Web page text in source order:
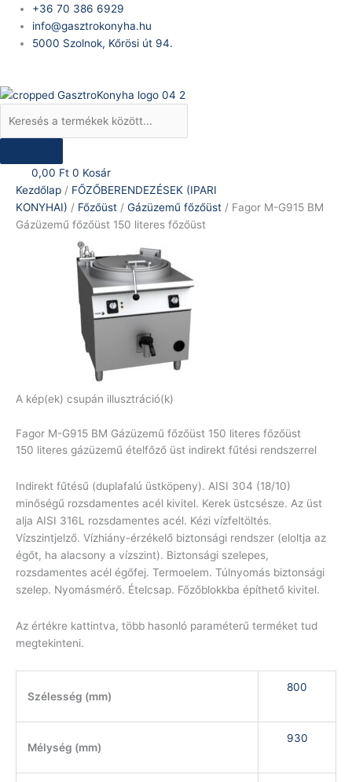
content
+36 70 386 6929
info@gasztrokonyha.hu
5000 Szolnok, Kőrösi út 94.
Products
search
0,00 Ft 0 Kosár
Kezdőlap / FŐZŐBERENDEZÉSEK (IPARI
KONYHAI) / Főzőüst / Gázüzemű főzőüst / Fagor M-G915 BM
Gázüzemű főzőüst 150 literes főzőüst
A kép(ek) csupán illusztráció(k)
Fagor M-G915 BM Gázüzemű főzőüst 150 literes főzőüst
150 literes gázüzemű ételfőző üst indirekt fűtési rendszerrel
Indirekt fűtésű (duplafalú üstköpeny). AISI 304 (18/10)
minőségű rozsdamentes acél kivitel. Kerek üstcsésze. Az üst
alja AISI 316L rozsdamentes acél. Kézi vízfeltöltés.
Vízszintjelző. Vízhiány-érzékelő biztonsági rendszer (eloltja az
égőt, ha alacsony a vízszint). Biztonsági szelepes,
rozsdamentes acél égőfej. Termoelem. Túlnyomás biztonsági
szelep. Nyomásmérő. Ételcsap. Főzőblokkba építhető kivitel.
Az értékre kattintva, több hasonló paraméterű terméket tud
megtekinteni.
Szélesség (mm)
800
Mélység (mm)
930
Original
price
was:
price
is:
Fagor
M-
G915
főzőüst
literes
mennyiség